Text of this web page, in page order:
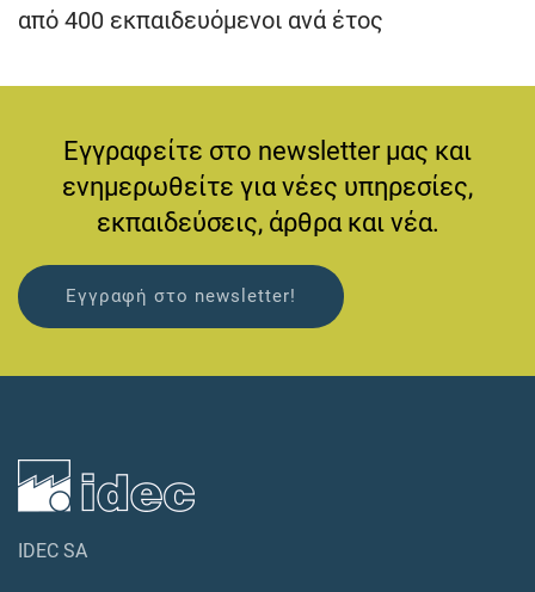
από 400 εκπαιδευόμενοι ανά έτος
Εγγραφείτε στο newsletter μας και
ενημερωθείτε για νέες υπηρεσίες,
εκπαιδεύσεις, άρθρα και νέα.
Εγγραφή στο newsletter!
IDEC SA